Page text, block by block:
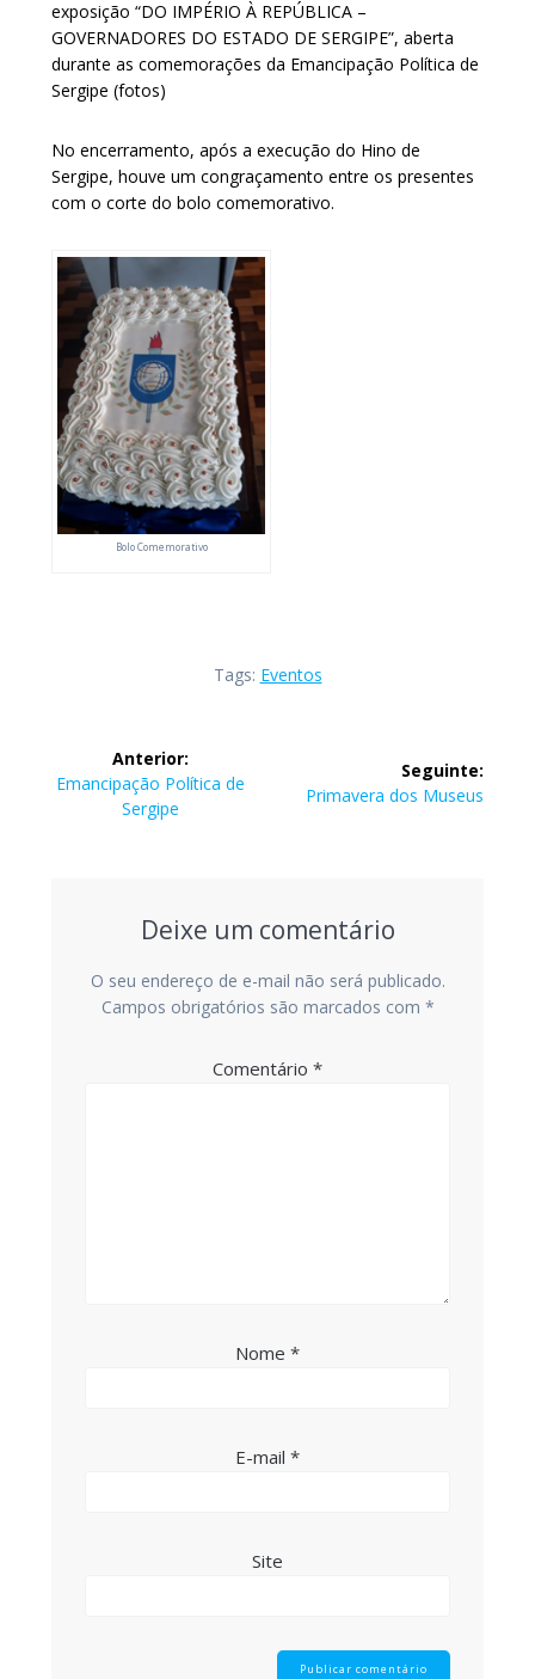
exposição “DO IMPÉRIO À REPÚBLICA –
GOVERNADORES DO ESTADO DE SERGIPE”, aberta
durante as comemorações da Emancipação Política de
Sergipe (fotos)
No encerramento, após a execução do Hino de
Sergipe, houve um congraçamento entre os presentes
com o corte do bolo comemorativo.
Bolo Comemorativo
Tags: Eventos
Navegação
de
Anterior:
Post
Emancipação Política de
Sergipe
Seguinte:
Post
Primavera dos Museus
Deixe um comentário
O seu endereço de e-mail não será publicado.
Campos obrigatórios são marcados com *
Comentário *
Nome *
E-mail *
Site